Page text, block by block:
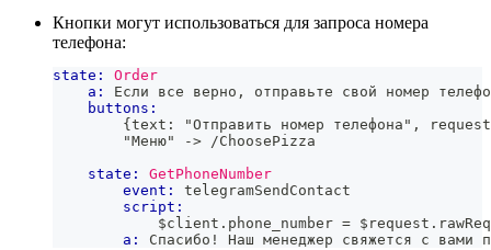
Кнопки могут использоваться для запроса номера
телефона:
state:
Order
a:
Если все верно, отправьте свой номер
buttons:
{text: "Отправить номер телефона",
        "Меню" -> /ChoosePizza
state:
GetPhoneNumber
event:
telegramSendContact
script:
            $client
. phone_number = $request .
a:
Спасибо! Наш менеджер свяжется с вами